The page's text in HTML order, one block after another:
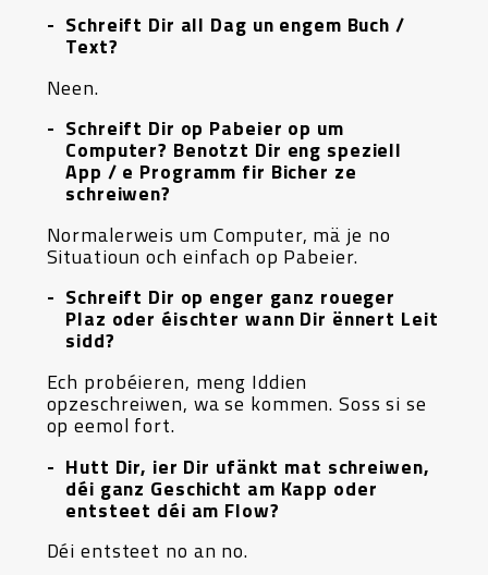
Schreift Dir all Dag un engem Buch /
Text?
Neen.
Schreift Dir op Pabeier op um
Computer? Benotzt Dir eng speziell
App / e Programm fir Bicher ze
schreiwen?
Normalerweis um Computer, mä je no
Situatioun och einfach op Pabeier.
Schreift Dir op enger ganz roueger
Plaz oder éischter wann Dir ënnert Leit
sidd?
Ech probéieren, meng Iddien
opzeschreiwen, wa se kommen. Soss si se
op eemol fort.
Hutt Dir, ier Dir ufänkt mat schreiwen,
déi ganz Geschicht am Kapp oder
entsteet déi am Flow?
Déi entsteet no an no.